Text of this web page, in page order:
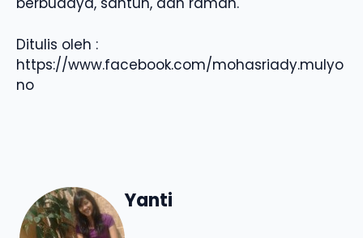
Ditulis oleh :
https://www.facebook.com/mohasriady.mulyo
no
Yanti